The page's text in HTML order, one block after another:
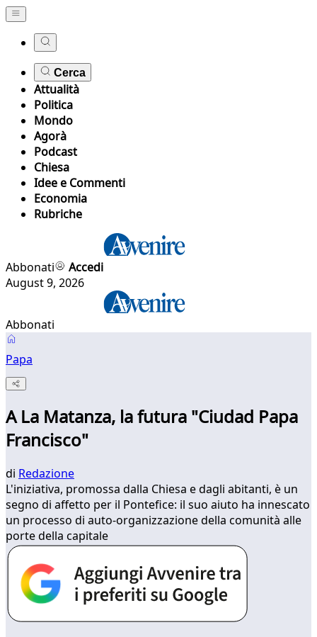
Cerca
Attualità
Politica
Mondo
Agorà
Podcast
Chiesa
Idee e Commenti
Economia
Rubriche
Abbonati
Accedi
August 9, 2026
Abbonati
Papa
A La Matanza, la futura "Ciudad Papa
Francisco"
di Redazione
L'iniziativa, promossa dalla Chiesa e dagli abitanti, è un
segno di affetto per il Pontefice: il suo aiuto ha innescato
un processo di auto-organizzazione della comunità alle
porte della capitale